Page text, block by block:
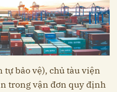
bảo vệ), chủ tàu viện
trong vận đơn quy định